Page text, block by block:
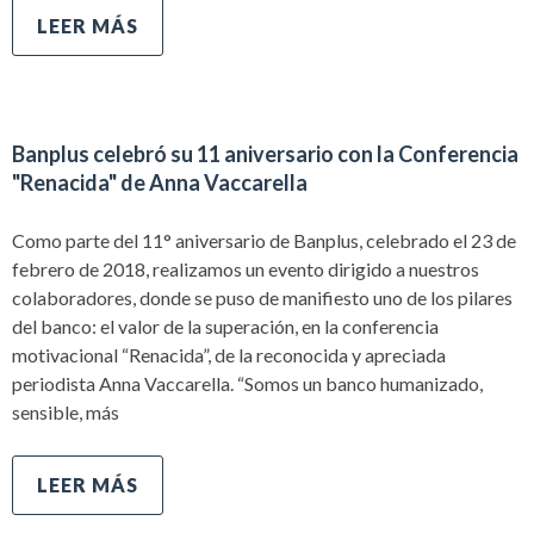
LEER MÁS
Banplus celebró su 11 aniversario con la Conferencia
"Renacida" de Anna Vaccarella
Como parte del 11° aniversario de Banplus, celebrado el 23 de
febrero de 2018, realizamos un evento dirigido a nuestros
colaboradores, donde se puso de manifiesto uno de los pilares
del banco: el valor de la superación, en la conferencia
motivacional “Renacida”, de la reconocida y apreciada
periodista Anna Vaccarella. “Somos un banco humanizado,
sensible, más
LEER MÁS